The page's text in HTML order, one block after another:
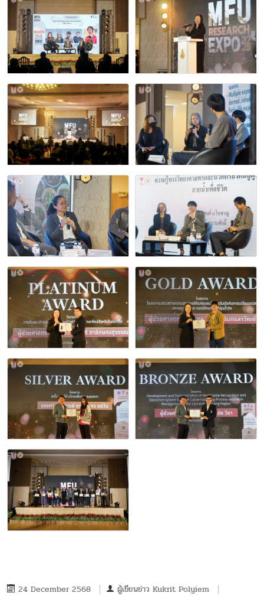
24 December 2568 ผู้เขียนข่าว Kukrit Polyiem